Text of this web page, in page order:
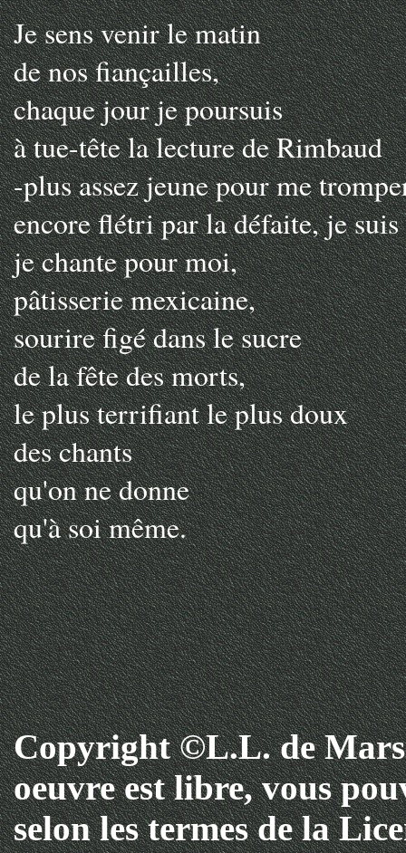
Je sens venir le matin
de nos fiançailles,
chaque jour je poursuis
à tue-tête la lecture de Rimbaud
-plus assez jeune pour me
encore flétri par la défaite, je
je chante pour moi,
pâtisserie mexicaine,
sourire figé dans le sucre
de la fête des morts,
le plus terrifiant le plus doux
des chants
qu'on ne donne
qu'à soi même.
Copyright ©L.L. de
oeuvre est libre, vous
selon les termes de la